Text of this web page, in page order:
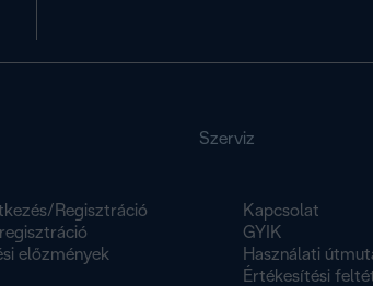
Regisztráció
előzmények
Szerviz
Kapcsolat
GYIK
Használati
Értékesítési